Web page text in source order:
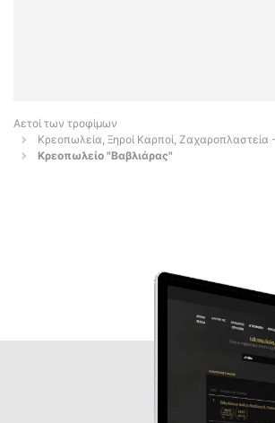
Αετοί των τροφίμων
Κρεοπωλεία, Ξηροί Καρποί, Ζαχαροπλαστεία
Κρεοπωλείο "Βαβλιάρας"